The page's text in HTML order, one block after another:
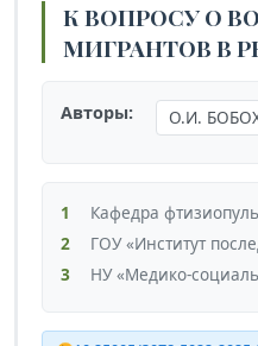
К ВОПРОСУ О
МИГРАНТОВ В
Авторы: О.И.
1
Кафедра
2
ГОУ «Институт
3
НУ «Медико-